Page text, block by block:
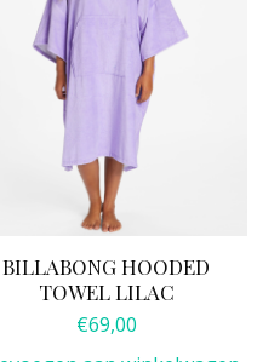
BILLABONG HOODED
TOWEL LILAC
€69,00